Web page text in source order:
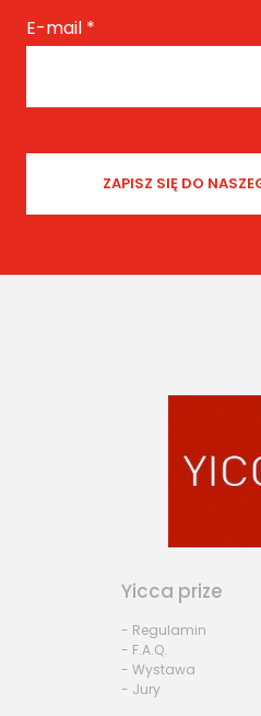
E-mail *
Yicca prize
- Regulamin
- F.A.Q.
- Wystawa
- Jury